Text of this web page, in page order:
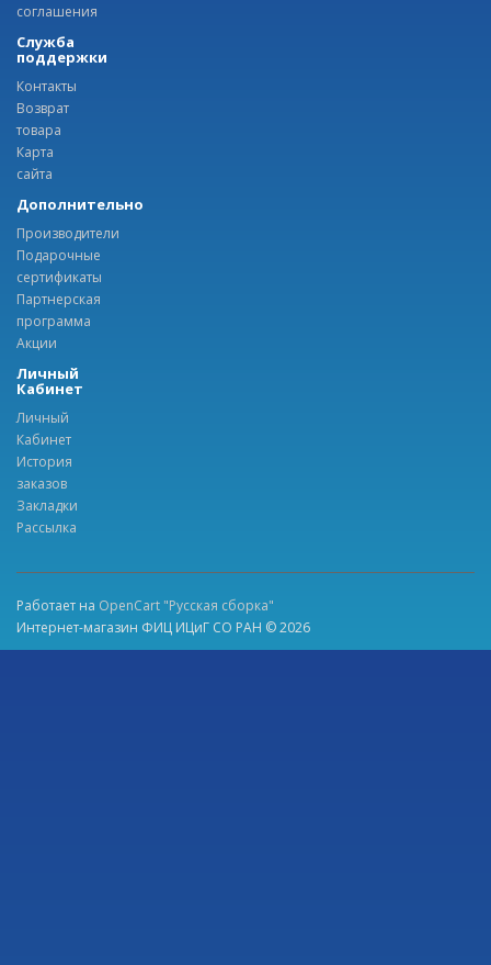
соглашения
Служба
поддержки
Контакты
Возврат
товара
Карта
сайта
Дополнительно
Производители
Подарочные
сертификаты
Партнерская
программа
Акции
Личный
Кабинет
Личный
Кабинет
История
заказов
Закладки
Рассылка
Работает на OpenCart "Русская сборка"
Интернет-магазин ФИЦ ИЦиГ СО РАН © 2026